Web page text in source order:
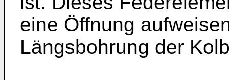
eine Öffnung
Längsbohrung der